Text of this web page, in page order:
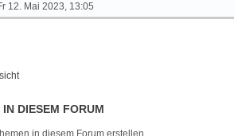
12. Mai 2023, 13:05
DIESEM FORUM
in diesem Forum erstellen.